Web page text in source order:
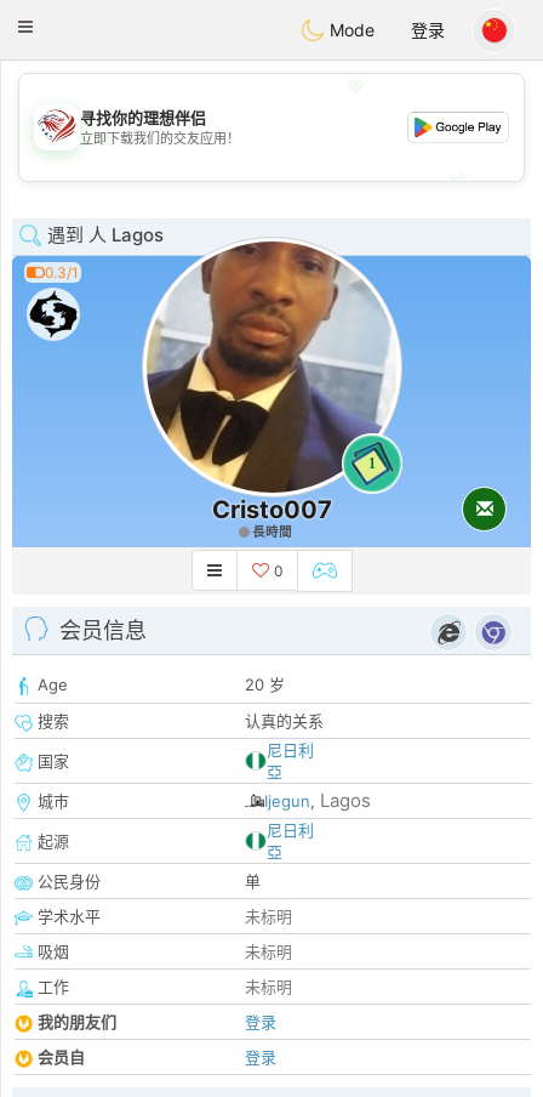
Dating
Toggle
Mode 登录
💖
寻找你的理想伴侣
立即下载我们的交友应用！
遇到 人 Lagos
0.3/1
1
Cristo007
長時間
0
会员信息
Age
20 岁
搜索
认真的关系
国家
尼日利
亞
城市
Ijegun, Lagos
起源
尼日利
亞
公民身份
单
学术水平
未标明
吸烟
未标明
工作
未标明
我的朋友们
登录
会员自
登录